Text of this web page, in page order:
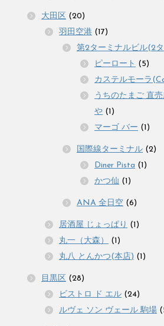
大田区 (20)
羽田空港 (17)
第2ターミナルビル(2
ピーロート (5)
カステルモーラ
うちのたまご 直
や (1)
マーゴ バー (1)
国際線ターミナル (2)
Diner Pista (1)
かつ仙 (1)
ANA 全日空 (6)
居酒屋 じょっぱり (1)
丸一（大森）
(1)
丸八 とんかつ(本店) (1)
目黒区 (28)
ビストロ ド エル (24)
ルヴェ ソン ヴェール 駒場